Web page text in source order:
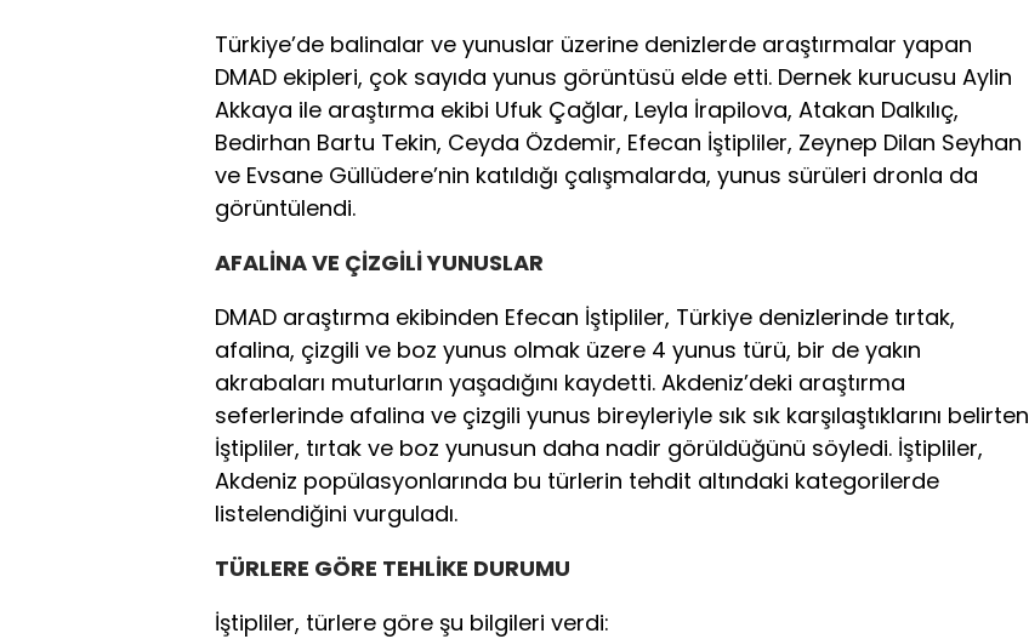
Türkiye’de balinalar ve yunuslar üzerine denizlerde araştırmalar yapan
DMAD ekipleri, çok sayıda yunus görüntüsü elde etti. Dernek kurucusu Aylin
Akkaya ile araştırma ekibi Ufuk Çağlar, Leyla İrapilova, Atakan Dalkılıç,
Bedirhan Bartu Tekin, Ceyda Özdemir, Efecan İştipliler, Zeynep Dilan Seyhan
ve Evsane Güllüdere’nin katıldığı çalışmalarda, yunus sürüleri dronla da
görüntülendi.
AFALİNA VE ÇİZGİLİ YUNUSLAR
DMAD araştırma ekibinden Efecan İştipliler, Türkiye denizlerinde tırtak,
afalina, çizgili ve boz yunus olmak üzere 4 yunus türü, bir de yakın
akrabaları muturların yaşadığını kaydetti. Akdeniz’deki araştırma
seferlerinde afalina ve çizgili yunus bireyleriyle sık sık karşılaştıklarını belirten
İştipliler, tırtak ve boz yunusun daha nadir görüldüğünü söyledi. İştipliler,
Akdeniz popülasyonlarında bu türlerin tehdit altındaki kategorilerde
listelendiğini vurguladı.
TÜRLERE GÖRE TEHLİKE DURUMU
İştipliler, türlere göre şu bilgileri verdi: